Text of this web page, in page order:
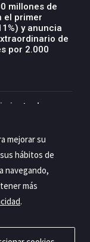
millones de
el primer
y anuncia
de
por 2.000
de su
en siete
mejorar su
hábitos de
navegando,
más
.